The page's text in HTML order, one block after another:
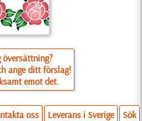
översättning?
ange ditt förslag!
emot det.
oss Leverans i Sverige Sök